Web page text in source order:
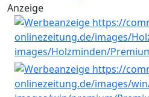
Anzeige